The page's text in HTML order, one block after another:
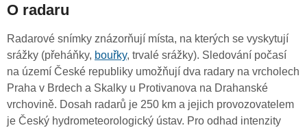
O radaru
Radarové snímky znázorňují místa, na kterých se vyskytují
srážky (přeháňky, bouřky, trvalé srážky). Sledování počasí
na území České republiky umožňují dva radary na vrcholech
Praha v Brdech a Skalky u Protivanova na Drahanské
vrchovině. Dosah radarů je 250 km a jejich provozovatelem
je Český hydrometeorologický ústav. Pro odhad intenzity